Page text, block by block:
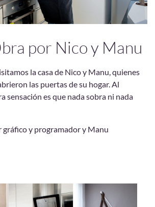
por Nico y Manu
la casa de Nico y Manu, quienes
las puertas de su hogar. Al
sensación es que nada sobra ni nada
gráfico y programador y Manu